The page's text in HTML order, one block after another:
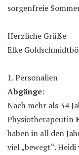
sorgenfreie
Herzliche Grüße
Elke
1. Personalien
Abgänge:
Nach mehr als 34
Physiotherapeutin
haben in all den
viel „bewegt“.